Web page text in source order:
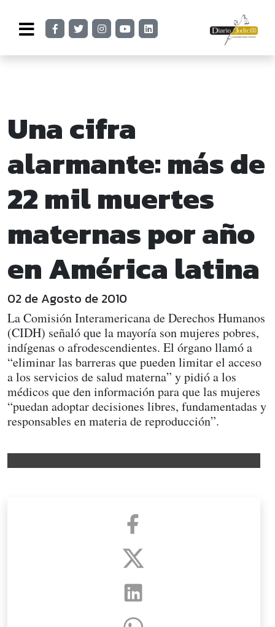
Una cifra
alarmante: más de
22 mil muertes
maternas por año
en América latina
02 de Agosto de 2010
La Comisión Interamericana de Derechos Humanos
(CIDH) señaló que la mayoría son mujeres pobres,
indígenas o afrodescendientes. El órgano llamó a
“eliminar las barreras que pueden limitar el acceso
a los servicios de salud materna” y pidió a los
médicos que den información para que las mujeres
“puedan adoptar decisiones libres, fundamentadas y
responsables en materia de reproducción”.